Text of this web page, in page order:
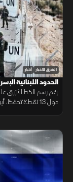
الشرق للأخبار أخبار
الحدود اللبنانية